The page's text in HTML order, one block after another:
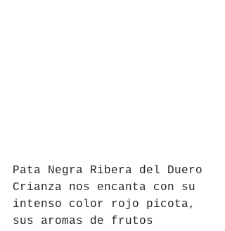
Pata Negra Ribera del Duero
Crianza nos encanta con su
intenso color rojo picota,
sus aromas de frutos